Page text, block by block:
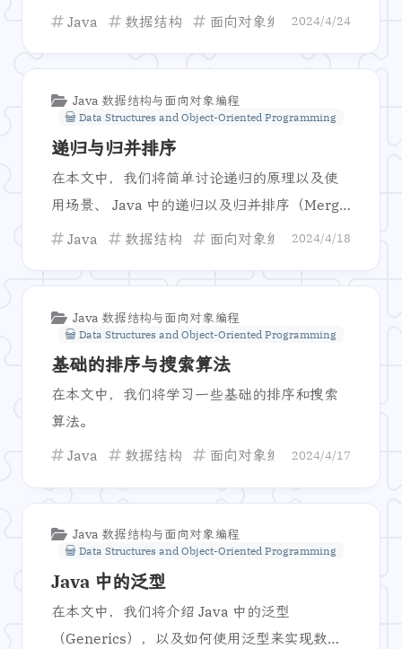
Java
数据结构 面向对象编程 算法
2024/4/24
Java 数据结构与面向对象编程
Data Structures and Object-Oriented Programming
递归与归并排序
在本文中，我们将简单讨论递归的原理以及使
用场景、 Java 中的递归以及归并排序（Merge
Sort）。
Java 数据结构 面向对象编程 递归
2024/4/18
Java 数据结构与面向对象编程
Data Structures and Object-Oriented Programming
基础的排序与搜索算法
在本文中，我们将学习一些基础的排序和搜索
算法。
Java
数据结构 面向对象编程 排序
2024/4/17
Java 数据结构与面向对象编程
Data Structures and Object-Oriented Programming
Java 中的泛型
在本文中，我们将介绍 Java 中的泛型
（Generics），以及如何使用泛型来实现数据